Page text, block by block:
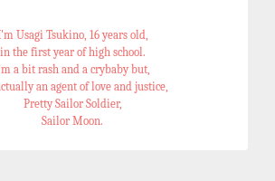
Usagi Tsukino, 16 years old,
in the first year of high school.
a bit rash and a crybaby but,
an agent of love and justice,
Pretty Sailor Soldier,
Sailor Moon.